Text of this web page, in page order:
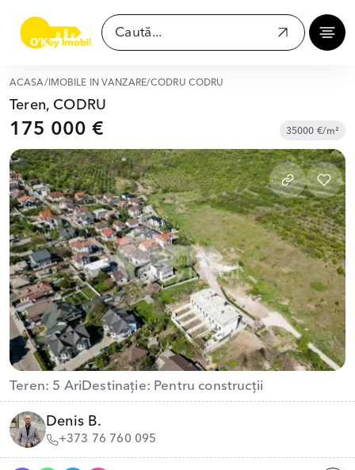
ACASĂ/ IMOBILE ÎN VÂNZARE/CODRU CODRU
Teren, CODRU
175 000 € 35000 €/m²
Teren: 5 Ari Destinație: Pentru construcții
Denis B.
+373 76 760 095